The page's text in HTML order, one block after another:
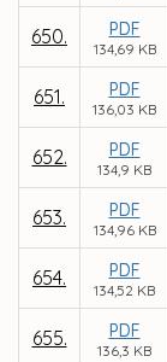
650. PDF
134,69 KB
651. PDF
136,03 KB
652. PDF
134,9 KB
653. PDF
134,96 KB
654. PDF
134,52 KB
655. PDF
136,3 KB